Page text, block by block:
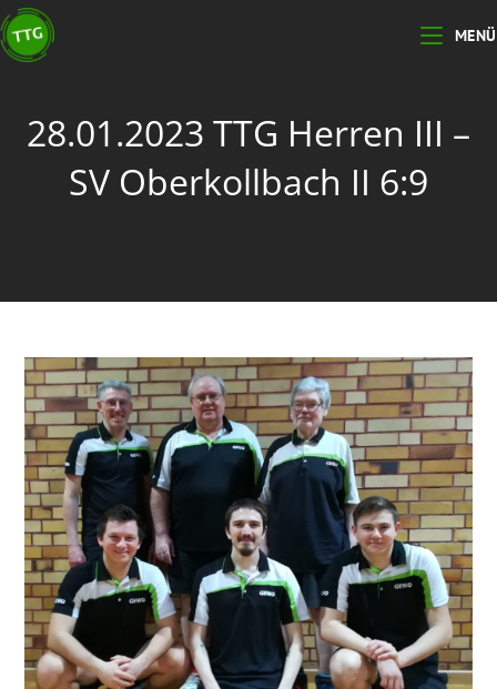
MENÜ
28.01.2023 TTG Herren III –
SV Oberkollbach II 6:9